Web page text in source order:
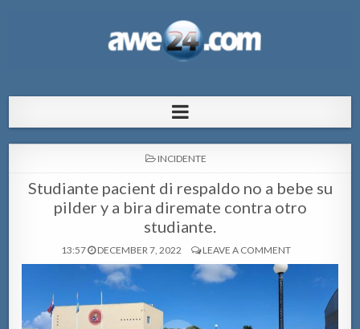
pa Aruba
POSTED
INCIDENTE
Studiante pacient di respaldo no a bebe su
pilder y a bira diremate contra otro
studiante.
13:57 DECEMBER 7, 2022 LEAVE A COMMENT